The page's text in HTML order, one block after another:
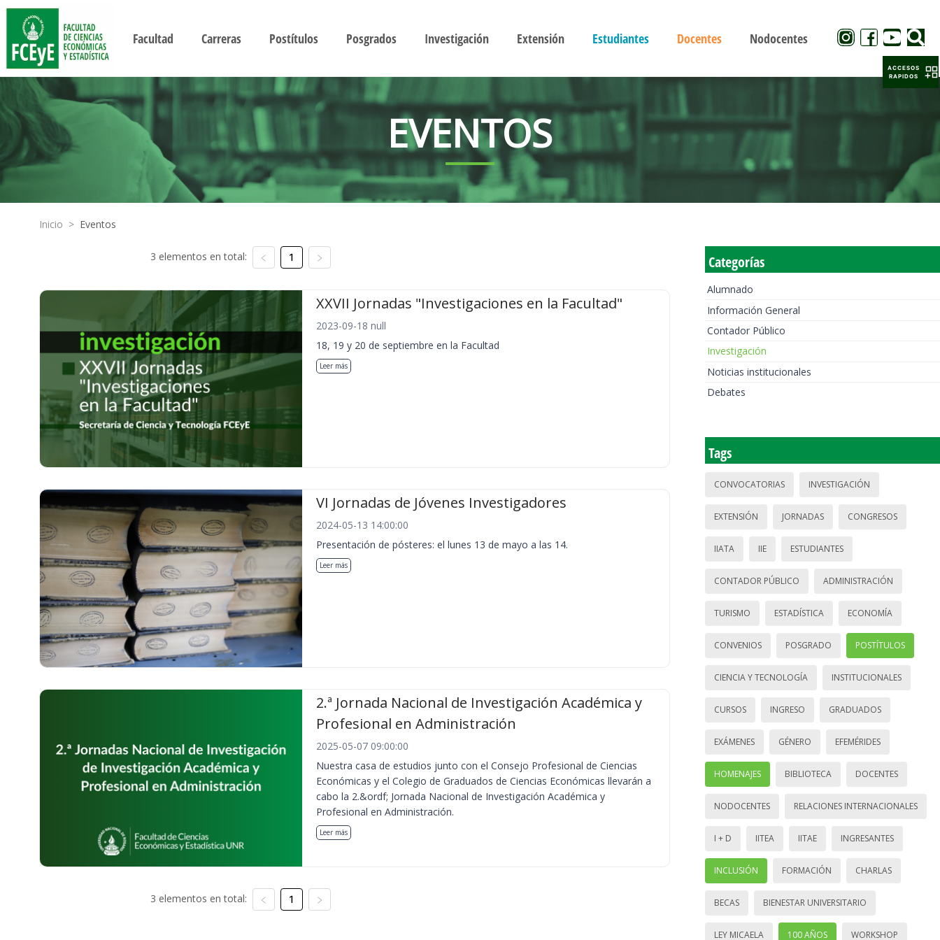
Facultad Carreras Postítulos Posgrados Investigación Extensión Estudiantes Docentes Nodocentes
EVENTOS
Inicio > Eventos
3 elementos en total: 1
XXVII Jornadas "Investigaciones en la Facultad"
2023-09-18 null
18, 19 y 20 de septiembre en la Facultad
Leer más
VI Jornadas de Jóvenes Investigadores
2024-05-13 14:00:00
Presentación de pósteres: el lunes 13 de mayo a las 14.
Leer más
2.ª Jornada Nacional de Investigación Académica y
Profesional en Administración
2025-05-07 09:00:00
Nuestra casa de estudios junto con el Consejo Profesional de Ciencias
Económicas y el Colegio de Graduados de Ciencias Económicas llevarán a
cabo la 2.&ordf; Jornada Nacional de Investigación Académica y
Profesional en Administración.
Leer más
3 elementos en total: 1
Categorías
Alumnado
Información General
Contador Público
Investigación
Noticias institucionales
Debates
Tags
CONVOCATORIAS INVESTIGACIÓN
EXTENSIÓN JORNADAS CONGRESOS
IIATA IIE ESTUDIANTES
CONTADOR PÚBLICO ADMINISTRACIÓN
TURISMO ESTADÍSTICA ECONOMÍA
CONVENIOS POSGRADO POSTÍTULOS
CIENCIA Y TECNOLOGÍA INSTITUCIONALES
CURSOS INGRESO GRADUADOS
EXÁMENES GÉNERO EFEMÉRIDES
HOMENAJES BIBLIOTECA DOCENTES
NODOCENTES RELACIONES INTERNACIONALES
I + D IITEA IITAE INGRESANTES
INCLUSIÓN FORMACIÓN CHARLAS
BECAS BIENESTAR UNIVERSITARIO
LEY MICAELA 100 AÑOS WORKSHOP
ACCESOS
RAPIDOS